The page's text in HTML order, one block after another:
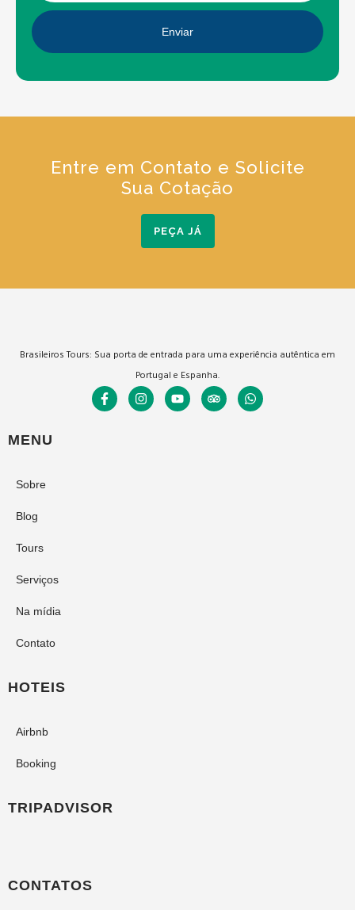
Enviar
Entre em Contato e Solicite
Sua Cotação
PEÇA JÁ
Brasileiros Tours: Sua porta de entrada para uma experiência autêntica em
Portugal e Espanha.
MENU
Sobre
Blog
Tours
Serviços
Na mídia
Contato
HOTEIS
Airbnb
Booking
TRIPADVISOR
CONTATOS